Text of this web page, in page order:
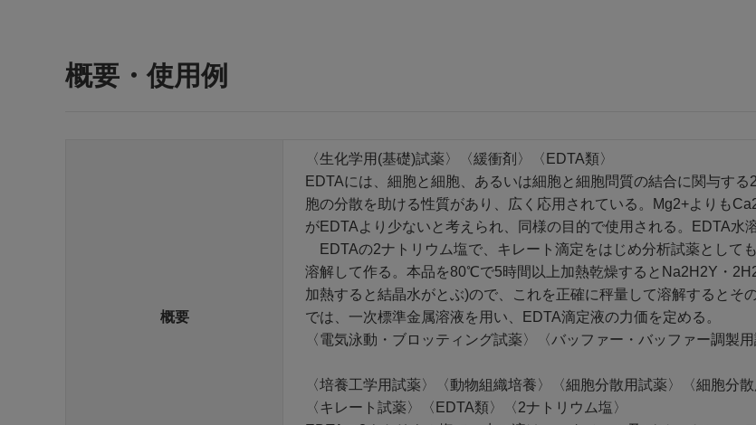
概要・使用例
概要
〈生化学用(基礎)試薬〉〈緩衝剤〉〈EDTA類〉
EDTAには、細胞と細胞、あるいは細胞と細胞問質の結合に関与す
胞の分散を助ける性質があり、広く応用されている。Mg2+よりも
がEDTAより少ないと考えられ、同様の目的で使用される。EDTA水
EDTAの2ナトリウム塩で、キレート滴定をはじめ分析試薬として
溶解して作る。本品を80℃で5時間以上加熱乾燥するとNa2H2Y・
加熱すると結晶水がとぶ)ので、これを正確に秤量して溶解するとそ
では、一次標準金属溶液を用い、EDTA滴定液の力価を定める。
〈電気泳動・ブロッティング試薬〉〈バッファー・バッファー調製
〈培養工学用試薬〉〈動物組織培養〉〈細胞分散用試薬〉〈細胞分散
〈キレート試薬〉〈EDTA類〉〈2ナトリウム塩〉